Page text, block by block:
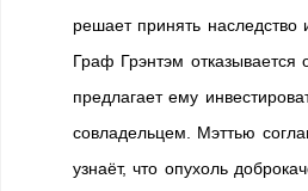
решает принять наследство
Граф Грэнтэм отказывается
предлагает ему
совладельцем. Мэттью
узнаёт, что опухоль